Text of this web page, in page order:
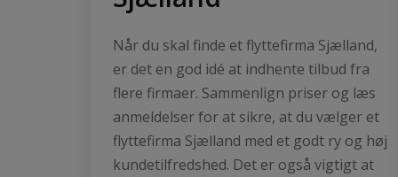
Når du skal finde et flyttefirma Sjælland,
er det en god idé at indhente tilbud fra
flere firmaer. Sammenlign priser og læs
anmeldelser for at sikre, at du vælger et
flyttefirma Sjælland med et godt ry og høj
kundetilfredshed. Det er også vigtigt at